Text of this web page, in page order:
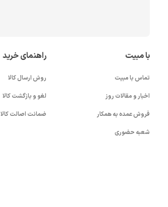
با مبیت
تماس با مبیت
اخبار و مقالات روز
فروش عمده به همکار
شعبه حضوری
راهنمای خرید
روش ارسال کالا
لغو و بازگشت کالا
ضمانت اصالت کالا